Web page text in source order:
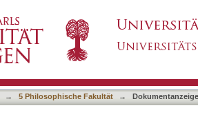
→ 5 Philosophische Fakultät → Dokumentanzeige